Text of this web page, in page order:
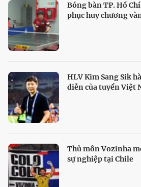
Bóng bàn TP. Hồ
phục huy chương
HLV Kim Sang Sik
diễn của tuyển Việt
Thủ môn Vozinha
sự nghiệp tại Chile